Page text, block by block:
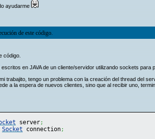
ayudarme
de este código.
código.
en JAVA de un cliente/servidor utilizando sockets para
trabajito, tengo un problema con la creación del thread del
a la espera de nuevos clientes, sino que al recibir uno,
server;
Socket connection;